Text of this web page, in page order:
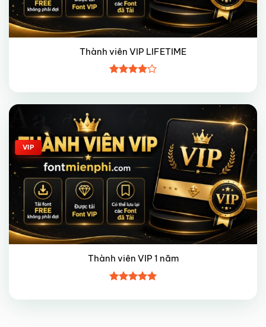
Thành viên VIP LIFETIME
xếp hạng
Giảm giá!
VIP
Thành viên VIP 1 năm
hạng55